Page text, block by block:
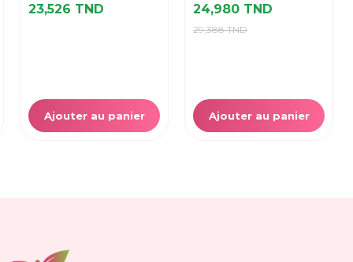
23,526 TND
Ajouter au panier
24,980 TND
29,388 TND
Ajouter au panier